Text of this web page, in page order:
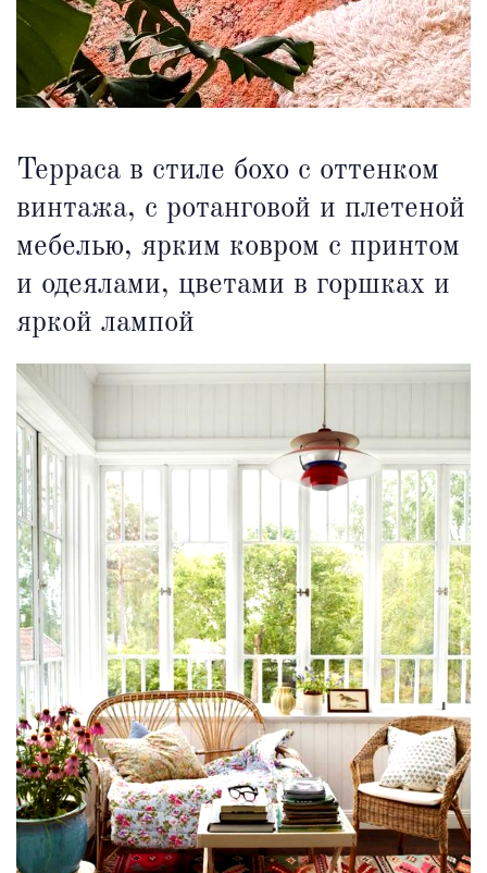
Терраса в стиле бохо с оттенком
винтажа, с ротанговой и плетеной
мебелью, ярким ковром с принтом
и одеялами, цветами в горшках и
яркой лампой